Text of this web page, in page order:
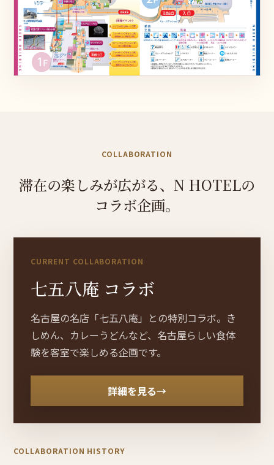
COLLABORATION
滞在の楽しみが広がる、 N HOTELの
コラボ企画。
CURRENT COLLABORATION
七五八庵 コラボ
名古屋の名店「七五八庵」との特別コラボ。き
しめん、カレーうどんなど、名古屋らしい食体
験を客室で楽しめる企画です。
詳細を見る→
COLLABORATION HISTORY